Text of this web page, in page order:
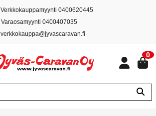
Verkkokauppamyynti 0400620445
Varaosamyynti 0400407035
verkkokauppa@jyvascaravan.fi
0